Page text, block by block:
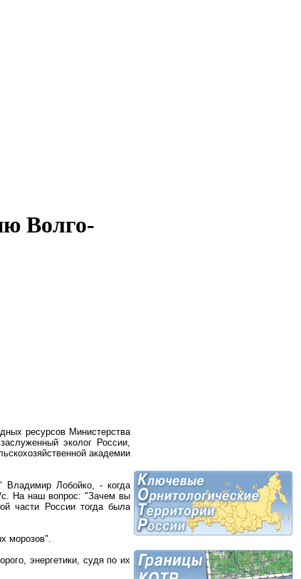
Волго-
ресурсов Министерства
эколог России,
академии
Владимир Лобойко, - когда
с. На наш вопрос: "Зачем вы
части России тогда была
морозов".
энергетики, судя по их